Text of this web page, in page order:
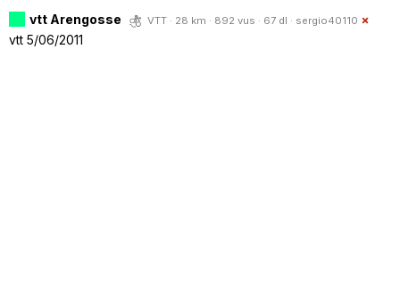
vtt Arengosse
VTT · 28 km · 892 vus · 67 dl · sergio40110
vtt 5/06/2011